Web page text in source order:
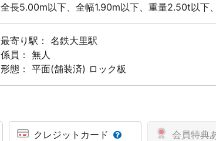
全長5.00m以下、全幅1.90m以下、重量2.50t以下
最寄り駅： 名鉄大里駅
係員： 無人
形態： 平面(舗装済) ロック板
クレジットカード 会員特典